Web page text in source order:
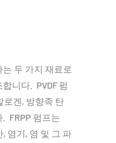
는 두 가지 재료로
니다. PVDF 펌
로겐, 방향족 탄
FRPP 펌프는
염기, 염 및 그 파